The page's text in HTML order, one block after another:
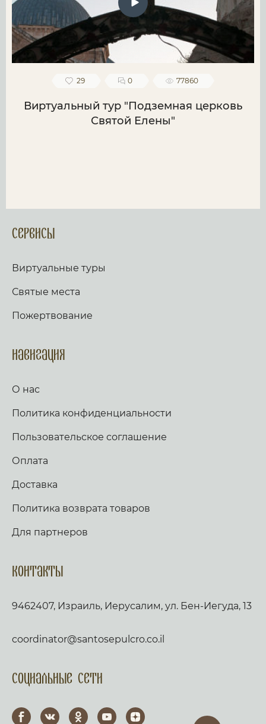
29 0 77860
Виртуальный тур "Подземная церковь
Святой Елены"
Сервисы
Виртуальные туры
Святые места
Пожертвование
Навигация
О нас
Политика конфиденциальности
Пользовательское соглашение
Оплата
Доставка
Политика возврата товаров
Для партнеров
Контакты
9462407, Израиль, Иерусалим, ул. Бен-Иегуда, 13
coordinator@santosepulcro.co.il
Социальные сети